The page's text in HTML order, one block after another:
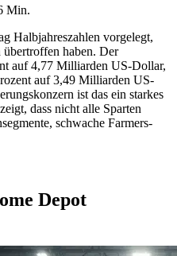
Min.
Halbjahreszahlen vorgelegt,
haben. Der
auf 4,77 Milliarden US-Dollar,
auf 3,49 Milliarden US-
ist das ein starkes
dass nicht alle Sparten
schwache Farmers-
Depot